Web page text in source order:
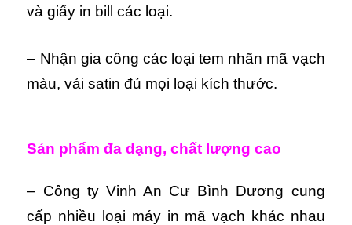
và giấy in bill các loại.
– Nhận gia công các loại tem nhãn mã vạch
màu, vải satin đủ mọi loại kích thước.
Sản phẩm đa dạng, chất lượng cao
– Công ty Vinh An Cư Bình Dương cung
cấp nhiều loại máy in mã vạch khác nhau